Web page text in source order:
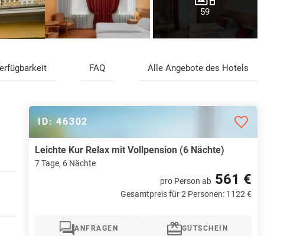
59
FAQ Alle Angebote des Hotels
ID: 46302
Leichte Kur Relax mit Vollpension (6 Nächte)
7 Tage, 6 Nächte
pro Person ab 561 €
Gesamtpreis für 2 Personen: 1122 €
ANFRAGEN GUTSCHEIN